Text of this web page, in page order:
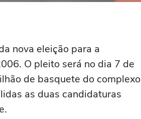
nova eleição para a
O pleito será no dia 7 de
de basquete do complexo
as duas candidaturas